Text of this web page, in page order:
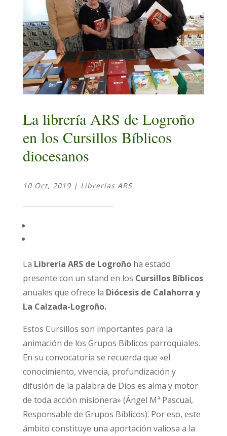
La librería ARS de Logroño
en los Cursillos Bíblicos
diocesanos
10 Oct, 2019| Librerias ARS
La Librería ARS de Logroñoha estado
presente con un stand en los Cursillos Bíblicos
anuales que ofrece la Diócesis de Calahorra y
La Calzada-Logroño.
Estos Cursillos son importantes para la
animación de los Grupos Bíblicos parroquiales.
En su convocatoria se recuerda que «el
conocimiento, vivencia, profundización y
difusión de la palabra de Dios es alma y motor
de toda acción misionera» (Ángel Mª Pascual,
Responsable de Grupos Bíblicos). Por eso, este
ámbito constituye una aportación valiosa a la